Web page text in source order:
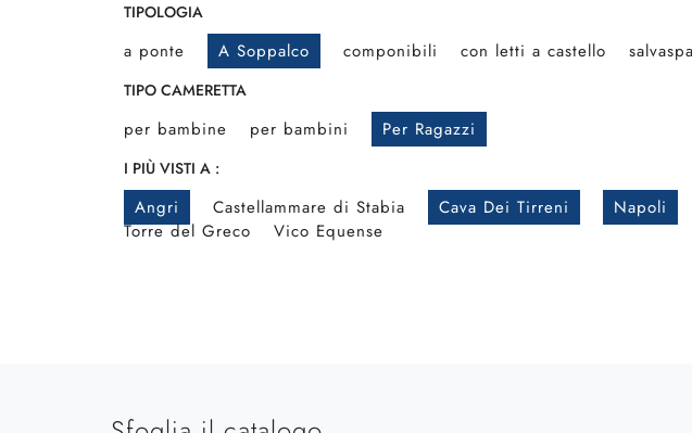
TIPOLOGIA
a ponte A Soppalco componibili con letti a castello
TIPO CAMERETTA
per bambine per bambini Per Ragazzi
I PIÙ VISTI A :
Angri Castellammare di Stabia Cava Dei Tirreni Napoli
Torre del Greco
Vico Equense